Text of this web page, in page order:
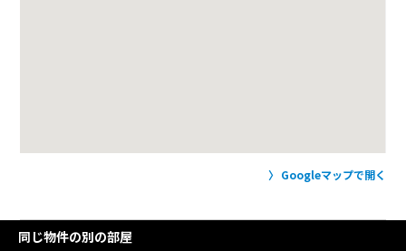
Googleマップで開く
同じ物件の別の部屋